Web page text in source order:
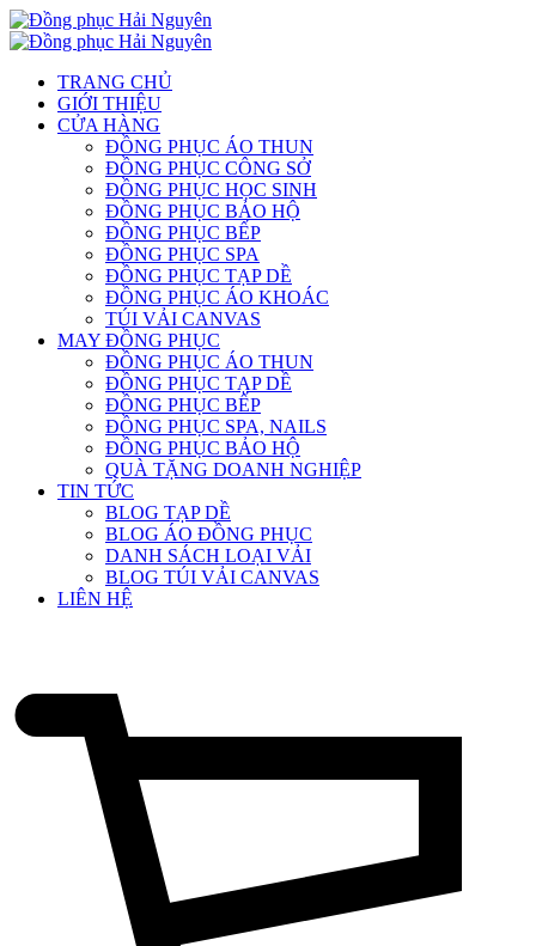
TRANG CHỦ
GIỚI THIỆU
CỬA HÀNG
ĐỒNG PHỤC ÁO THUN
ĐỒNG PHỤC CÔNG SỞ
ĐỒNG PHỤC HỌC SINH
ĐỒNG PHỤC BẢO HỘ
ĐỒNG PHỤC BẾP
ĐỒNG PHỤC SPA
ĐỒNG PHỤC TẠP DỀ
ĐỒNG PHỤC ÁO KHOÁC
TÚI VẢI CANVAS
MAY ĐỒNG PHỤC
ĐỒNG PHỤC ÁO THUN
ĐỒNG PHỤC TẠP DỀ
ĐỒNG PHỤC BẾP
ĐỒNG PHỤC SPA, NAILS
ĐỒNG PHỤC BẢO HỘ
QUÀ TẶNG DOANH NGHIỆP
TIN TỨC
BLOG TẠP DỀ
BLOG ÁO ĐỒNG PHỤC
DANH SÁCH LOẠI VẢI
BLOG TÚI VẢI CANVAS
LIÊN HỆ